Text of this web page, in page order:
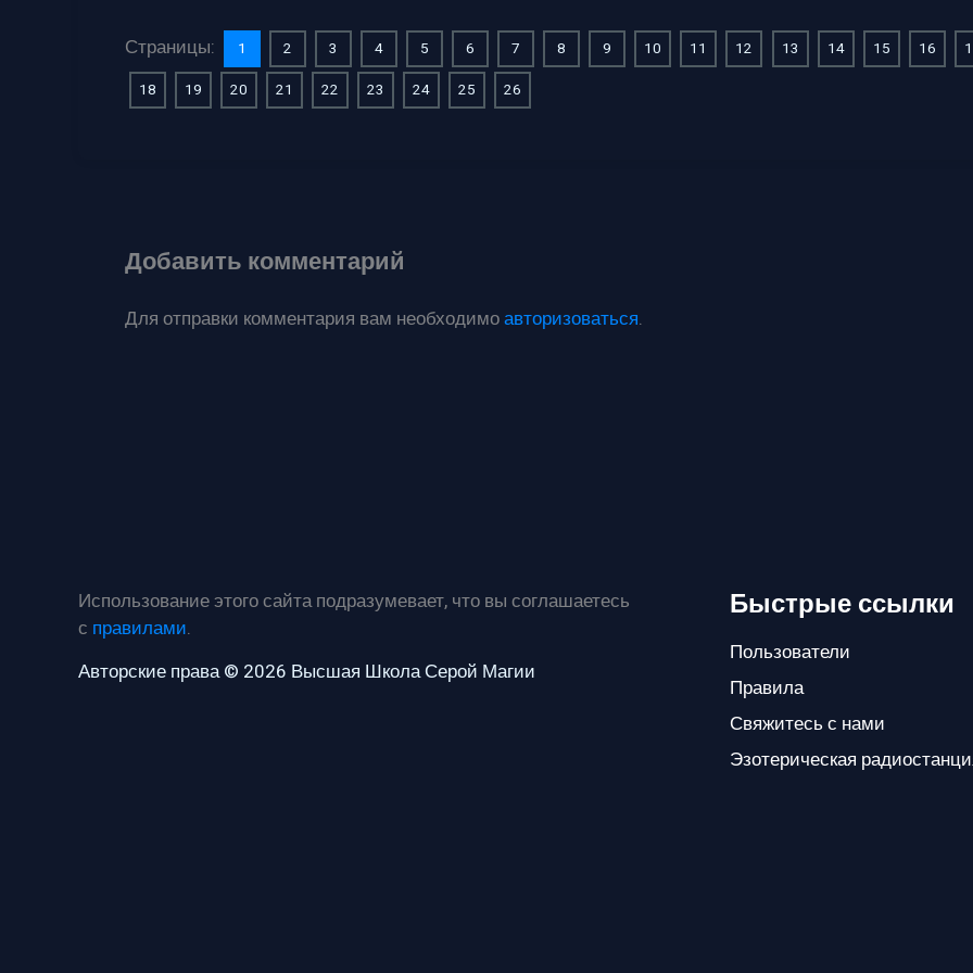
Страницы: 1 2 3 4 5 6 7 8 9 10 11 12 13 14 15 16
18
19 20 21 22 23 24 25 26
Добавить комментарий
Для отправки комментария вам необходимоавторизоваться.
Использование этого сайта подразумевает, что вы соглашаетесь
с правилами.
Авторские права © 2026 Высшая Школа Серой Магии
Быстрые ссылки
Пользователи
Правила
Свяжитесь с нами
Эзотерическая